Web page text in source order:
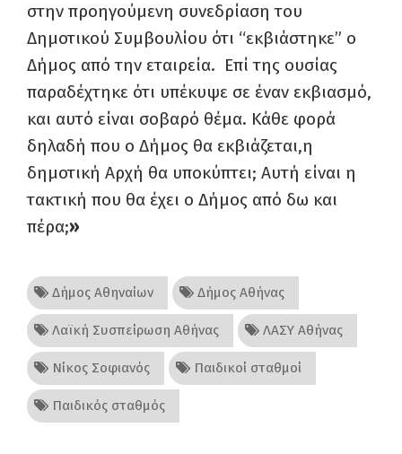
στην προηγούμενη συνεδρίαση του
Δημοτικού Συμβουλίου ότι “εκβιάστηκε” ο
Δήμος από την εταιρεία. Επί της ουσίας
παραδέχτηκε ότι υπέκυψε σε έναν εκβιασμό,
και αυτό είναι σοβαρό θέμα. Κάθε φορά
δηλαδή που ο Δήμος θα εκβιάζεται,η
δημοτική Αρχή θα υποκύπτει; Αυτή είναι η
τακτική που θα έχει ο Δήμος από δω και
πέρα;»
Δήμος Αθηναίων Δήμος Αθήνας
Λαϊκή Συσπείρωση Αθήνας ΛΑΣΥ Αθήνας
Νίκος Σοφιανός Παιδικοί σταθμοί
Παιδικός σταθμός